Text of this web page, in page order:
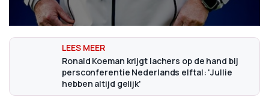
Ronald Koeman krijgt lachers op de hand bij
persconferentie Nederlands elftal: 'Jullie
hebben altijd gelijk'